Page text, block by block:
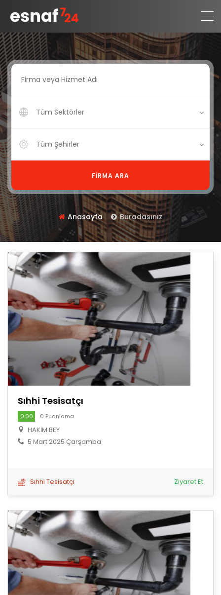
Tüm Sektörler
Tüm Şehirler
FIRMA ARA
Anasayfa Buradasınız
Sıhhi Tesisatçı
0.00 0 Puanlama
HAKİM BEY
5 Mart 2025 Çarşamba
Sıhhi Tesisatçı Ziyaret Et